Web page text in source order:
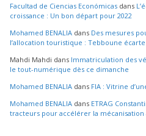
Facultad de Ciencias Económicas dans
croissance : Un bon départ pour 2022
Mohamed BENALIA dans Des mesures
l’allocation touristique : Tebboune écarte
Mahdi Mahdi dans Immatriculation des
le tout-numérique dès ce dimanche
Mohamed BENALIA dans FIA : Vitrine
Mohamed BENALIA dans ETRAG
tracteurs pour accélérer la mécanisation